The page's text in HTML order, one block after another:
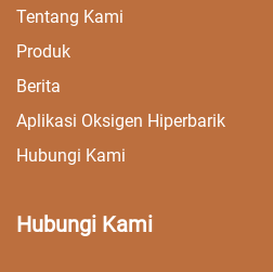
Tentang Kami
Produk
Berita
Aplikasi Oksigen Hiperbarik
Hubungi Kami
Hubungi Kami